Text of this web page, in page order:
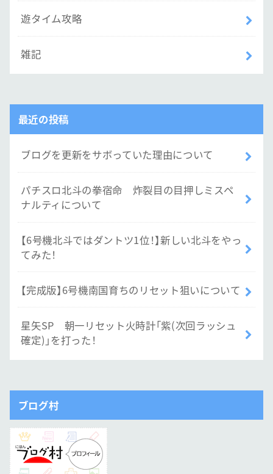
遊タイム攻略
雑記
最近の投稿
ブログを更新をサボっていた理由について
パチスロ北斗の拳宿命 炸裂目の目押しミスペ
ナルティについて
【6号機北斗ではダントツ1位！】新しい北斗をやっ
てみた！
【完成版】6号機南国育ちのリセット狙いについて
星矢SP 朝一リセット火時計「紫(次回ラッシュ
確定)」を打った！
ブログ村